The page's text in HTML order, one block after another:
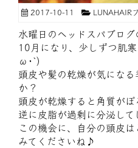
2017-10-11 LUNAHAIR
水曜日のヘッドスパブログ
10月になり、少しずつ肌
ω･`)
頭皮や髪の乾燥が気にな
か？
頭皮が乾燥すると角質がぽ
逆に皮脂が過剰に分泌し
この機会に、自分の頭皮
みてくださいね♪